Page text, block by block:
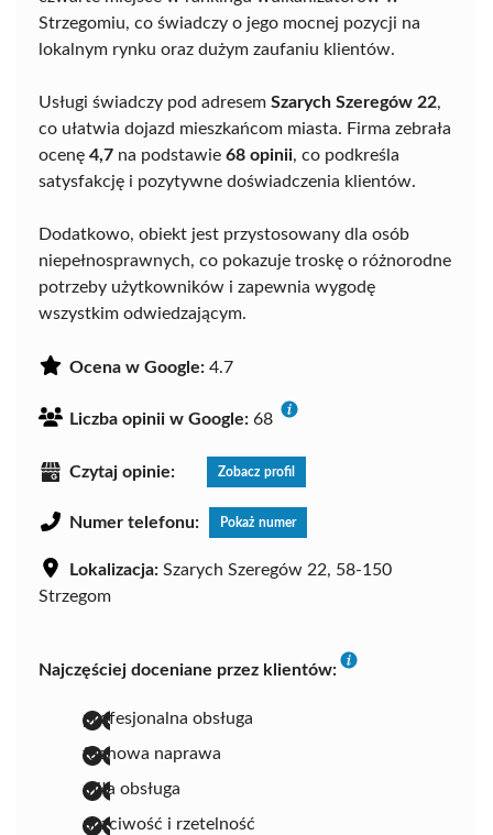
Strzegomiu, co świadczy o jego mocnej pozycji na
lokalnym rynku oraz dużym zaufaniu klientów.
Usługi świadczy pod adresem Szarych Szeregów 22,
co ułatwia dojazd mieszkańcom miasta. Firma zebrała
ocenę 4,7 na podstawie 68 opinii, co podkreśla
satysfakcję i pozytywne doświadczenia klientów.
Dodatkowo, obiekt jest przystosowany dla osób
niepełnosprawnych, co pokazuje troskę o różnorodne
potrzeby użytkowników i zapewnia wygodę
wszystkim odwiedzającym.
Ocena w Google: 4.7
Liczba opinii w Google: 68
Czytaj opinie: Zobacz profil
Numer telefonu: Pokaż numer
Lokalizacja: Szarych Szeregów 22, 58-150
Strzegom
Najczęściej doceniane przez klientów:
profesjonalna obsługa
fachowa naprawa
miła obsługa
uczciwość i rzetelność